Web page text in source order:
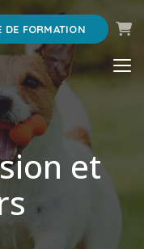
DE FORMATION
et